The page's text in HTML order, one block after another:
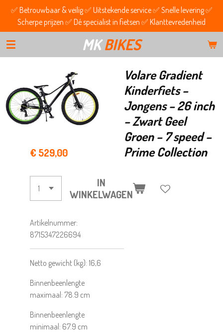
Ga
direct
naar
de
hoofdinhoud
MKBIKES
✅ Betrouwbaar & veilig ✅ Uitstekende service ✅ Snelle levering ✅
Scherpe prijzen ✅ Dé specialist in fietsen ✅ Klanttevredenheid
Volare Gradient
Kinderfiets –
Jongens – 26 inch
– Zwart Geel
Groen – 7 speed –
Prime Collection
€ 529,00
IN
WINKELWAGEN
Artikelnummer:
8715347226694
Netto gewicht (kg): 16,6
Binnenbeenlengte
maximaal: 78.9 cm
Binnenbeenlengte
minimaal: 67.9 cm